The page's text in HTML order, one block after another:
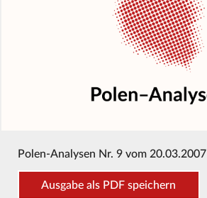
Polen-Analysen Nr. 9 vom 20.03.2007
Ausgabe als PDF speichern